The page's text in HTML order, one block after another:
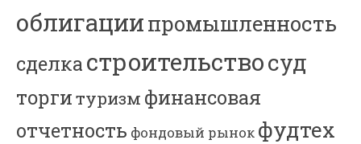
облигациипромышленность
сделкастроительствосуд
торгитуризм финансовая
отчетность фондовый рынок фудтех